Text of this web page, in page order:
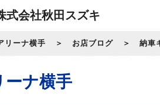
式会社秋田スズキ
リーナ横手 お店ブログ 納車
ーナ横手